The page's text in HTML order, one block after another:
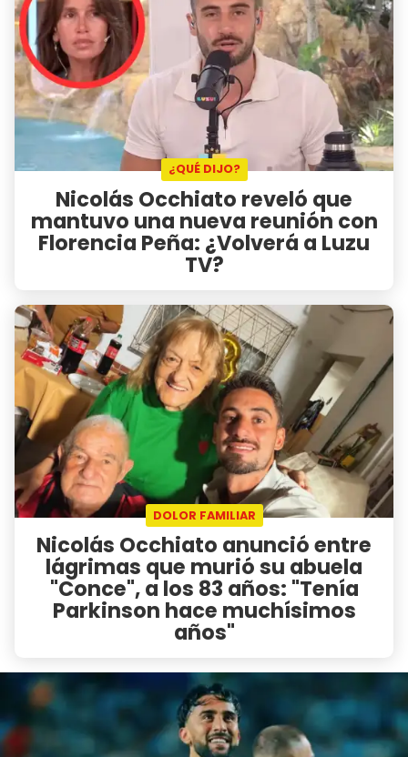
¿QUÉ DIJO?
Nicolás Occhiato reveló que
mantuvo una nueva reunión con
Florencia Peña: ¿Volverá a Luzu
TV?
DOLOR FAMILIAR
Nicolás Occhiato anunció entre
lágrimas que murió su abuela
"Conce", a los 83 años: "Tenía
Parkinson hace muchísimos
años"